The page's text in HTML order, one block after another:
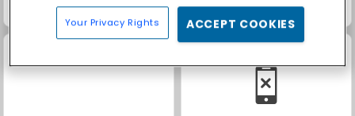
Heroes of Myths
Your Privacy Rights ACCEPT COOKIES